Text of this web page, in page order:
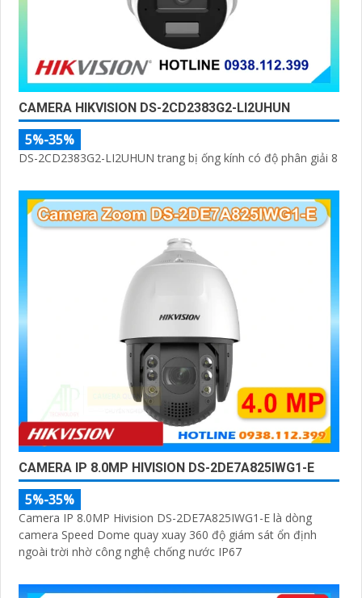
CAMERA HIKVISION DS-2CD2383G2-LI2UHUN
5%-35%
DS-2CD2383G2-LI2UHUN trang bị ống kính có độ phân giải 8
CAMERA IP 8.0MP HIVISION DS-2DE7A825IWG1-E
5%-35%
Camera IP 8.0MP Hivision DS-2DE7A825IWG1-E là dòng
camera Speed Dome quay xuay 360 độ giám sát ổn định
ngoài trời nhờ công nghệ chống nước IP67